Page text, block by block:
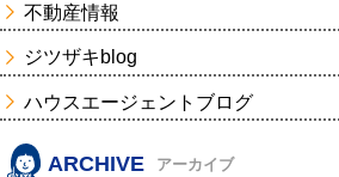
不動産情報
ジツザキblog
ハウスエージェントブログ
ARCHIVE アーカイブ